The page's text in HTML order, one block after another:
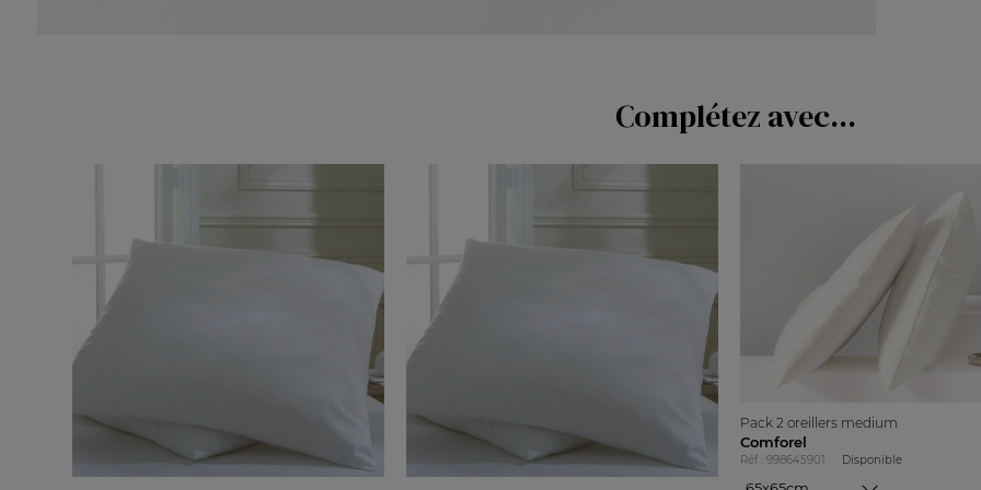
Complétez avec...
Pack 2 oreillers medium
Comforel
Réf : 998645901 Disponible